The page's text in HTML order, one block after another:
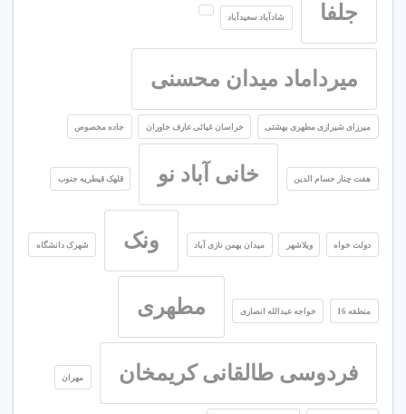
جلفا شادآباد سعیدآباد
میرداماد میدان محسنی
میرزای شیرازی مطهری بهشتی خراسان غیاثی عارف خاوران جاده مخصوص
هفت چنار حسام الدین خانی آباد نو قلهک قیطریه جنوب
دولت خواه ویلاشهر میدان بهمن نازی آباد ونک شهرک دانشگاه
منطقه 16 خواجه عبدالله انصاری مطهری
فردوسی طالقانی کریمخان مهران